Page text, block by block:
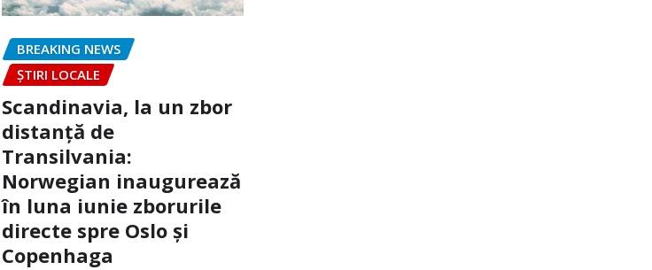
BREAKING NEWS
ȘTIRI LOCALE
Scandinavia, la un zbor
distanță de
Transilvania:
Norwegian inaugurează
în luna iunie zborurile
directe spre Oslo și
Copenhaga